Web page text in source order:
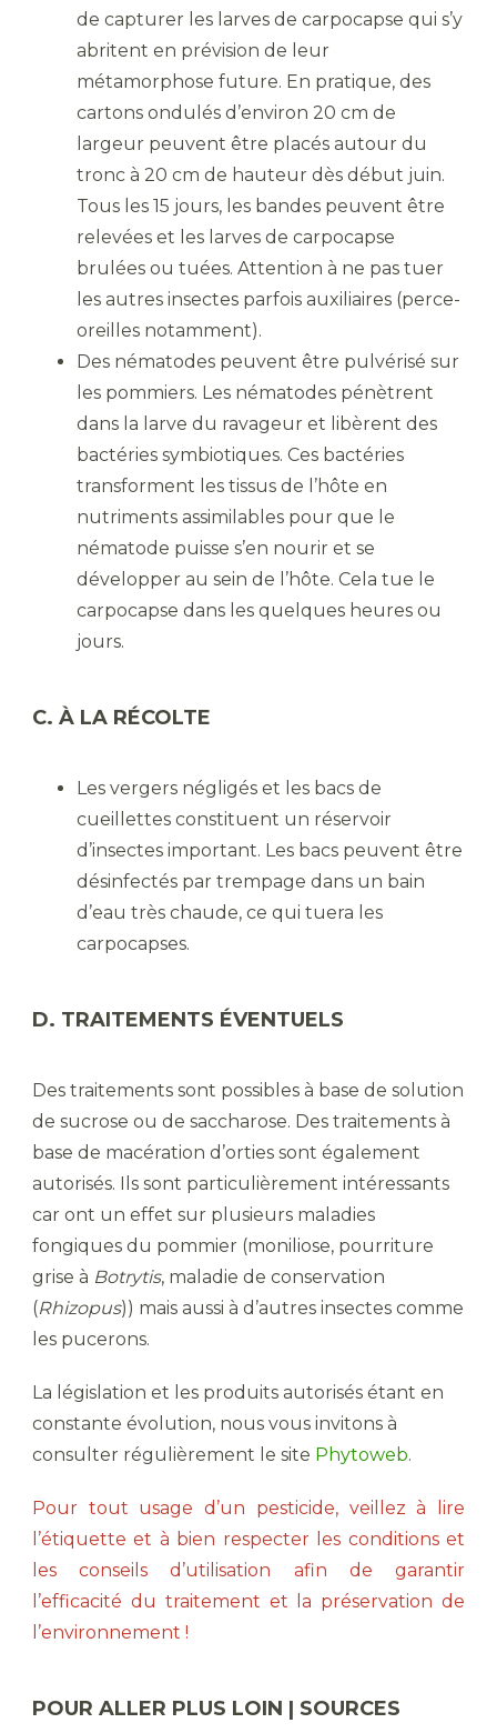
de capturer les larves de carpocapse qui s’y
abritent en prévision de leur
métamorphose future. En pratique, des
cartons ondulés d’environ 20 cm de
largeur peuvent être placés autour du
tronc à 20 cm de hauteur dès début juin.
Tous les 15 jours, les bandes peuvent être
relevées et les larves de carpocapse
brulées ou tuées. Attention à ne pas tuer
les autres insectes parfois auxiliaires (perce-
oreilles notamment).
Des nématodes peuvent être pulvérisé sur
les pommiers. Les nématodes pénètrent
dans la larve du ravageur et libèrent des
bactéries symbiotiques. Ces bactéries
transforment les tissus de l’hôte en
nutriments assimilables pour que le
nématode puisse s’en nourir et se
développer au sein de l’hôte. Cela tue le
carpocapse dans les quelques heures ou
jours.
C. À LA RÉCOLTE
Les vergers négligés et les bacs de
cueillettes constituent un réservoir
d’insectes important. Les bacs peuvent être
désinfectés par trempage dans un bain
d’eau très chaude, ce qui tuera les
carpocapses.
D. TRAITEMENTS ÉVENTUELS
Des traitements sont possibles à base de solution
de sucrose ou de saccharose. Des traitements à
base de macération d’orties sont également
autorisés. Ils sont particulièrement intéressants
car ont un effet sur plusieurs maladies
fongiques du pommier (moniliose, pourriture
grise à Botrytis, maladie de conservation
(Rhizopus)) mais aussi à d’autres insectes comme
les pucerons.
La législation et les produits autorisés étant en
constante évolution, nous vous invitons à
consulter régulièrement le site Phytoweb.
Pour tout usage d’un pesticide, veillez à lire
l’étiquette et à bien respecter les conditions et
les conseils d’utilisation afin de garantir
l’efficacité du traitement et la préservation de
l’environnement !
POUR ALLER PLUS LOIN | SOURCES